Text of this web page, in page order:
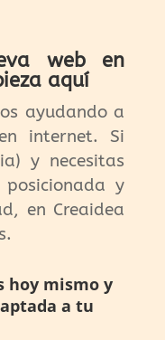
web en
aquí
ayudando a
internet. Si
y necesitas
y
en Creaidea
hoy mismo y
a tu